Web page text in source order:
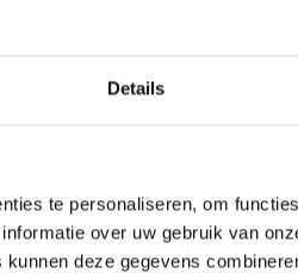
Details
te personaliseren, om
over uw gebruik van
deze gegevens
jusqu'à
premier à connaître nos